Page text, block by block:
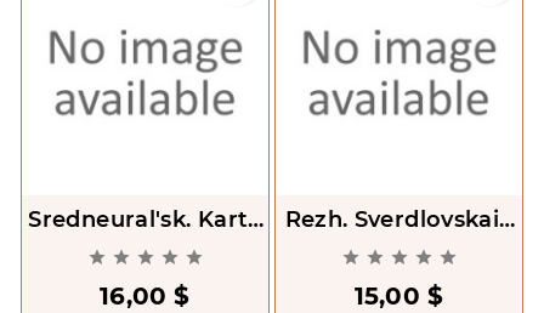
Sredneural'sk. Karta
Goroda. 1:10000
    
16,00 $
Rezh. Sverdlovskaia
Oblast'. Karta
Goroda 1:10000
    
15,00 $